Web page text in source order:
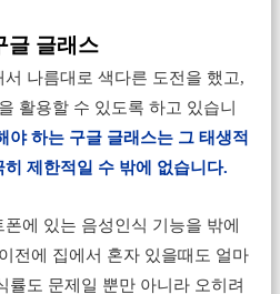
글 글래스
나름대로 색다른 도전을 했고,
활용할 수 있도록 하고 있습니
야 하는 구글 글래스는 그 태생적
제한적일 수 밖에 없습니다.
에 있는 음성인식 기능을 밖에
전에 집에서 혼자 있을때도 얼마
률도 문제일 뿐만 아니라 오히려